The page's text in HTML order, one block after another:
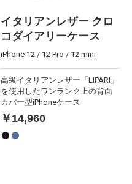
イタリアンレザー クロ
コダイアリーケース
iPhone 12 / 12 Pro / 12 mini
高級イタリアンレザー「LIPARI」
を使用したワンランク上の背面
カバー型iPhoneケース
￥14,960